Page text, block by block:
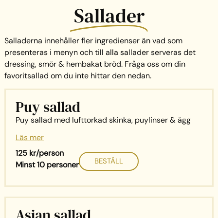
Sallader
Salladerna innehåller fler ingredienser än vad som
presenteras i menyn och till alla sallader serveras det
dressing, smör & hembakat bröd. Fråga oss om din
favoritsallad om du inte hittar den nedan.
Puy sallad
Puy sallad med lufttorkad skinka, puylinser & ägg
Läs mer
125 kr/person
Minst 10 personer
BESTÄLL